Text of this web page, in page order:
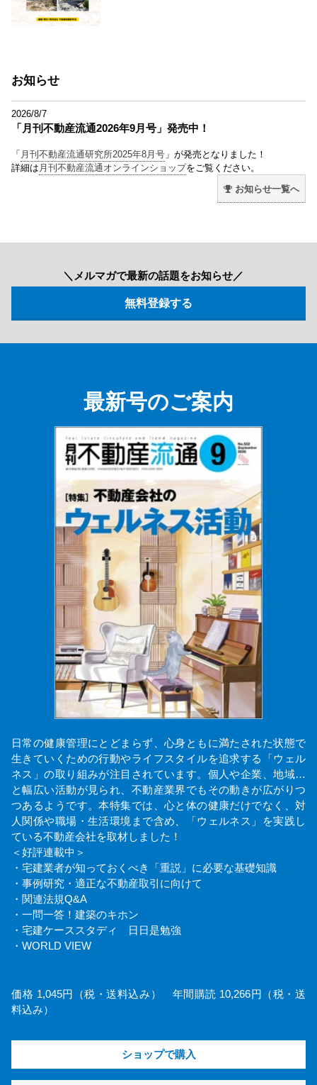
お知らせ
2026/8/7
「月刊不動産流通2026年9月号」発売中！
「 月刊不動産流通研究所2025年8月号 」が発売となりました！
詳細は 月刊不動産流通オンラインショップをご覧ください。
お知らせ一覧へ
＼メルマガで最新の話題をお知らせ／
最新号のご案内
日常の健康管理にとどまらず、心身ともに満たされた状態で
生きていくための行動やライフスタイルを追求する「ウェル
ネス」の取り組みが注目されています。個人や企業、地域…
と幅広い活動が見られ、不動産業界でもその動きが広がりつ
つあるようです。本特集では、心と体の健康だけでなく、対
人関係や職場・生活環境まで含め、「ウェルネス」を実践し
ている不動産会社を取材しました！
＜好評連載中＞
・宅建業者が知っておくべき「重説」に必要な基礎知識
・事例研究・適正な不動産取引に向けて
・関連法規Q&A
・一問一答！建築のキホン
・宅建ケーススタディ 日日是勉強
・WORLD VIEW
価格 1,045円（税・送料込み） 年間購読 10,266円（税・送
料込み）
ショップで購入